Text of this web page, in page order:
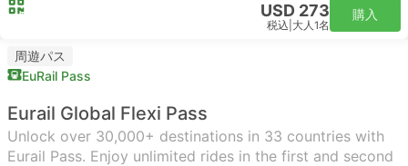
USD 273
税込 大人1名
購入
周遊パス
EuRail Pass
Eurail Global Flexi Pass
Unlock over 30,000+ destinations in 33 countries with
Eurail Pass. Enjoy unlimited rides in the first and second